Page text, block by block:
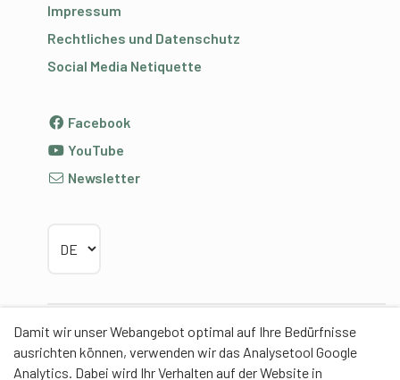
Damit wir unser Webangebot optimal auf Ihre Bedürfnisse
ausrichten können, verwenden wir das Analysetool Google
Analytics. Dabei wird Ihr Verhalten auf der Website in
Impressum
Rechtliches und Datenschutz
Social Media Netiquette
Facebook
YouTube
Newsletter
Partner